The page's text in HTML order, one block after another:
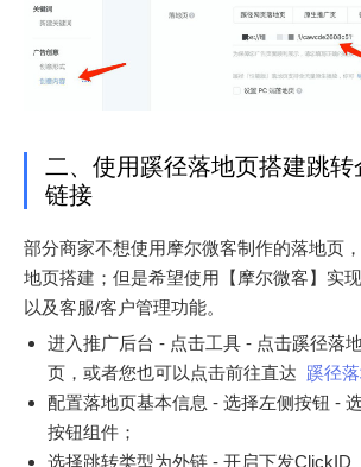
二、使用蹊径落地页搭建跳转
链接
部分商家不想使用摩尔微客制作的落地页
地页搭建；但是希望使用【摩尔微客】实
以及客服/客户管理功能。
进入推广后台 - 点击工具 - 点击蹊径落
页，或者您也可以点击前往直达 蹊径
配置落地页基本信息 - 选择左侧按钮 -
按钮组件；
选择跳转类型为外链 - 开启下发ClickID